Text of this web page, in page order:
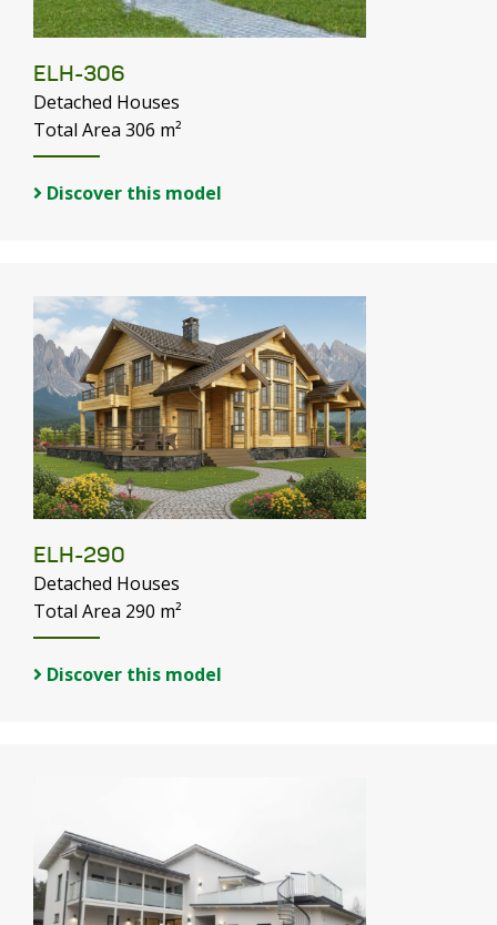
ELH-306
Detached Houses
Total Area 306 m²
Discover this model
ELH-290
Detached Houses
Total Area 290 m²
Discover this model